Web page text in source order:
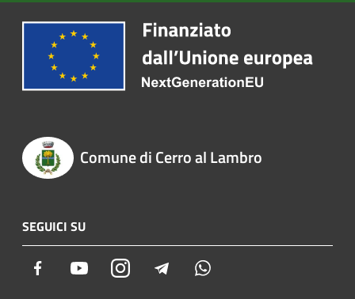
Comune di Cerro al Lambro
SEGUICI SU
Facebook YoutubeInstagram Telegram